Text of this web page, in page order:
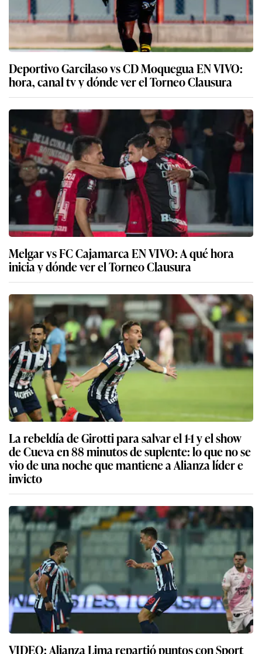
Deportivo Garcilaso vs CD Moquegua EN VIVO:
hora, canal tv y dónde ver el Torneo Clausura
Melgar vs FC Cajamarca EN VIVO: A qué hora
inicia y dónde ver el Torneo Clausura
La rebeldía de Girotti para salvar el 1-1 y el show
de Cueva en 88 minutos de suplente: lo que no se
vio de una noche que mantiene a Alianza líder e
invicto
VIDEO: Alianza Lima repartió puntos con Sport